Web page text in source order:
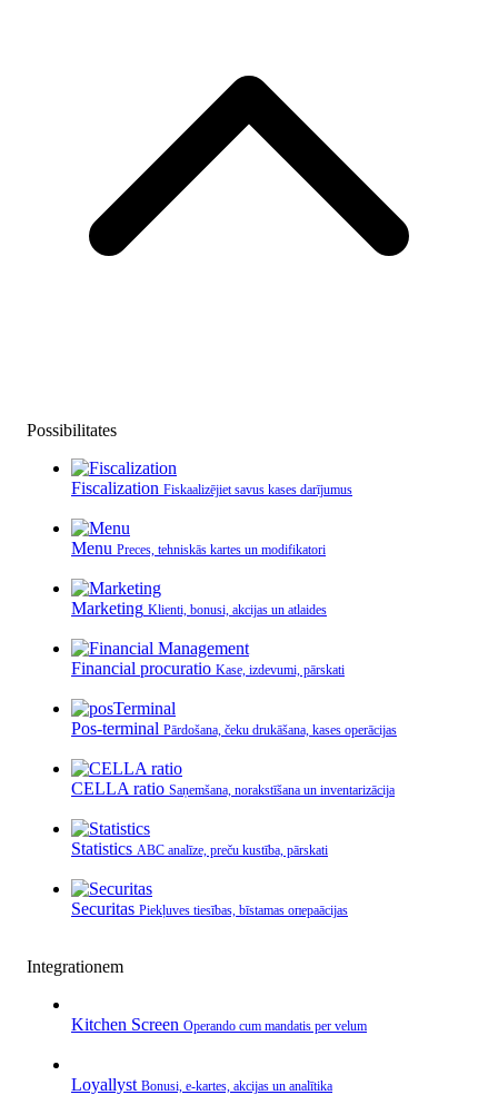
Possibilitates
Fiscalization Fiskaalizējiet savus kases darījumus
Menu Preces, tehniskās kartes un modifikatori
Marketing Klienti, bonusi, akcijas un atlaides
Financial procuratio Kase, izdevumi, pārskati
Pos-terminal Pārdošana, čeku drukāšana, kases operācijas
CELLA ratio Saņemšana, norakstīšana un inventarizācija
Statistics ABC analīze, preču kustība, pārskati
Securitas Piekļuves tiesības, bīstamas операācijas
Integrationem
Kitchen Screen Operando cum mandatis per velum
Loyallyst Bonusi, e‑kartes, akcijas un analītika